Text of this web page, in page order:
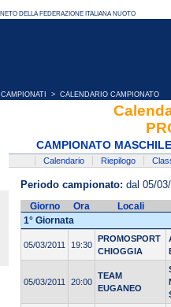
CAMPIONATI > CALENDARIO CAMPIONATO
CAMPIONATO
Calendario Riepilogo
Periodo campionato: dal 05/
Giorno Ora
Locali
1° Giornata
05/03/2011 19:30
PROMOSPORT
CHIOGGIA
05/03/2011 20:00
TEAM
EUGANEO